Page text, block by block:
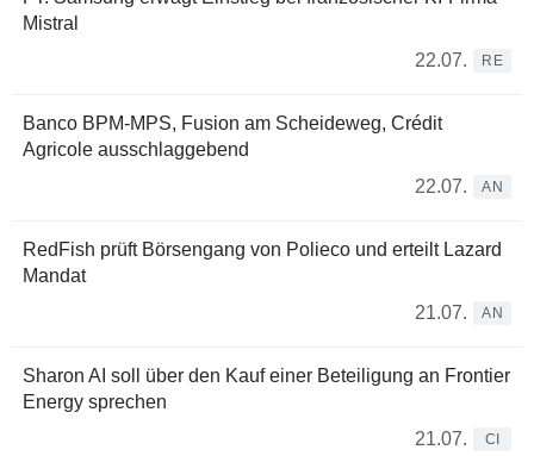
Mistral
22.07.
RE
Banco BPM-MPS, Fusion am Scheideweg, Crédit
Agricole ausschlaggebend
22.07.
AN
RedFish prüft Börsengang von Polieco und erteilt Lazard
Mandat
21.07.
AN
Sharon AI soll über den Kauf einer Beteiligung an Frontier
Energy sprechen
21.07.
CI